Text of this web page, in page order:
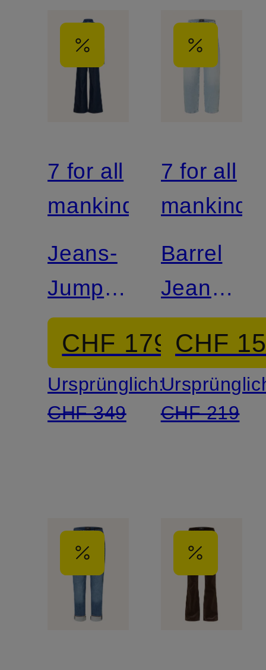
7 for all
mankind
Jeans-
Jumpsuit
DOUBLE
CHF 179
Ursprünglich:
CHF 349
7 for all
mankind
Barrel
Jeans
BONNIE
CHF
CHF 219